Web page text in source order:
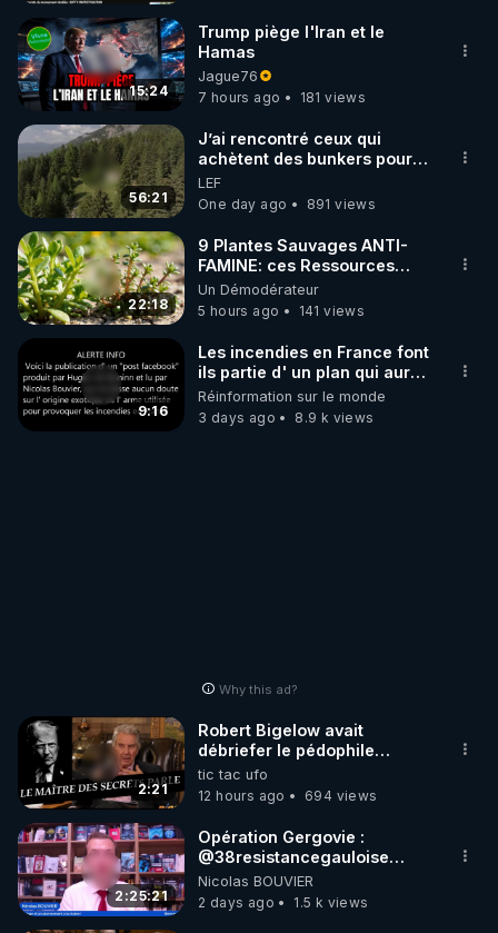
15:24
Trump piège l'Iran et le
Hamas
Jague76
7 hours ago
181 views
56:21
J’ai rencontré ceux qui
achètent des bunkers pour
survivre à la fin du monde
LEF
One day ago
891 views
22:18
9 Plantes Sauvages ANTI-
FAMINE: ces Ressources
JARDIN&des Haies
Un Démodérateur
5 hours ago
141 views
9:16
Les incendies en France font
ils partie d' un plan qui aurait
débuté le 11 septembre 2001
?
Réinformation sur le monde
3 days ago
8.9 k views
Why this ad?
2:21
Robert Bigelow avait
débriefer le pédophile
génocidaire de donald j
trump
tic tac ufo
12 hours ago
694 views
2:25:21
Opération Gergovie :
‪@38resistancegauloise‬
‪@MarionSigautOfficiel‬
‪@gladysriifard5710‬ Laëtitia
Nicolas BOUVIER
2 days ago
1.5 k views